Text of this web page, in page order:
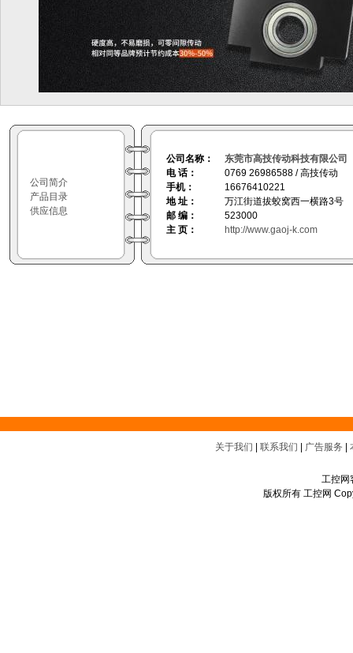
公司简介
产品目录
供应信息
公司名称：
东莞市高技传动科技有限公司
电 话：
0769 26986588 / 高技传动
手机：
16676410221
地 址：
万江街道拔蛟窝西一横路3号
邮 编：
523000
主 页：
http://www.gaoj-k.com
关于我们 联系我们 广告服务
工控网
版权所有 工控网